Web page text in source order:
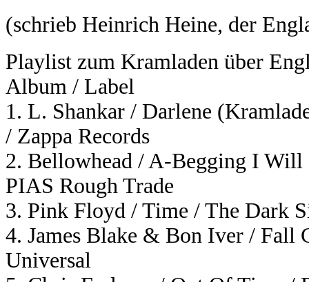
(schrieb Heinrich Heine, der
Playlist zum Kramladen über
Album / Label
1. L. Shankar / Darlene
/ Zappa Records
2. Bellowhead / A-Begging I Will
PIAS Rough Trade
3. Pink Floyd / Time / The Dark
4. James Blake & Bon Iver / Fall
Universal